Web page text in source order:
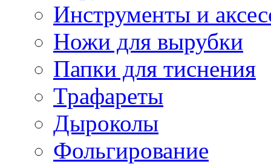
Инструменты и
Ножи для вырубки
Папки для тиснения
Трафареты
Дыроколы
Фольгирование